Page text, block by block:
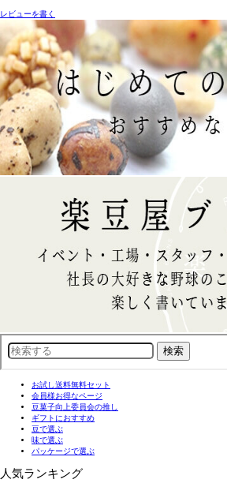
レビューを書く
お試し送料無料セット
会員様お得なページ
豆菓子向上委員会の推し
ギフトにおすすめ
豆で選ぶ
味で選ぶ
パッケージで選ぶ
人気ランキング